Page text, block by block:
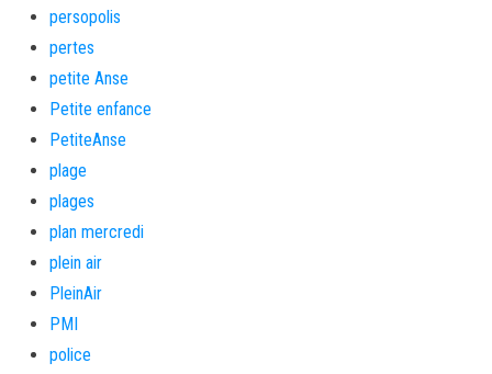
persopolis
pertes
petite Anse
Petite enfance
PetiteAnse
plage
plages
plan mercredi
plein air
PleinAir
PMI
police